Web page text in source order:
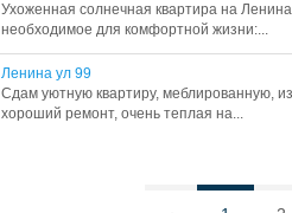
Ухоженная солнечная квартира на
необходимое для комфортной жизни:...
Ленина ул 99
Сдам уютную квартиру, меблированную,
хороший ремонт, очень теплая на...